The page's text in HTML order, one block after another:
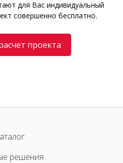
для Вас индивидуальный
совершенно бесплатно.
проекта
решения